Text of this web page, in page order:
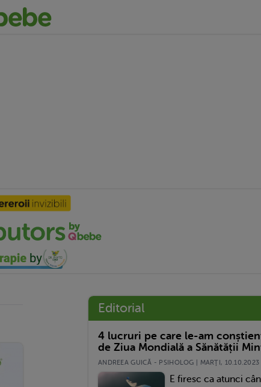
Editorial
4 lucruri pe care le-am
de Ziua Mondială a Sănătății
ANDREEA GUICĂ - PSIHOLOG | MARŢI, 10.10.2023
E firesc ca atunci